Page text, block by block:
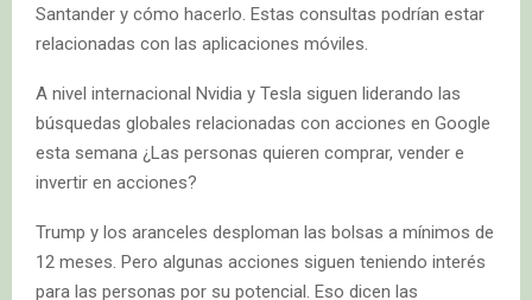
Santander y cómo hacerlo. Estas consultas podrían estar
relacionadas con las aplicaciones móviles.
A nivel internacional Nvidia y Tesla siguen liderando las
búsquedas globales relacionadas con acciones en Google
esta semana ¿Las personas quieren comprar, vender e
invertir en acciones?
Trump y los aranceles desploman las bolsas a mínimos de
12 meses. Pero algunas acciones siguen teniendo interés
para las personas por su potencial. Eso dicen las